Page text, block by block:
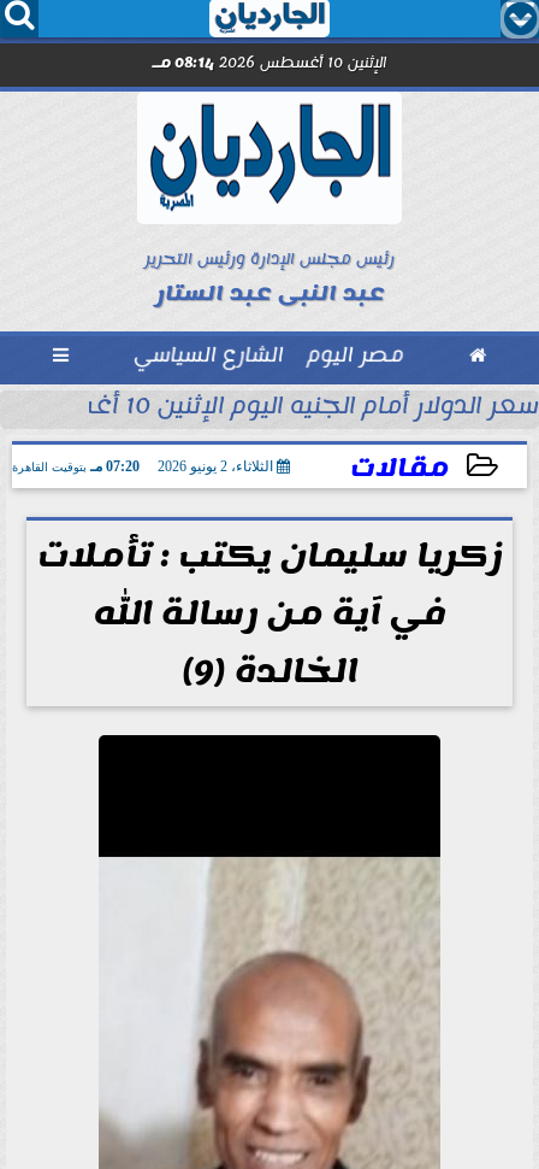
  
الإثنين 10 أغسطس 2026 08:14 مـ
رئيس مجلس الإدارة ورئيس التحرير
عبد النبى عبد الستار
 مصر اليوم الشارع السياسي 
ضد تقلبات أسعار...
سعر الدولار أمام الجنيه اليوم الإثنين 10 أغسطس 2026
مقالات الثلاثاء، 2 يونيو 2026 07:20 مـ بتوقيت القاهرة
2026-06-02 19:20:07
زكريا سليمان يكتب : تأملات
في آية من رسالة الله
الخالدة (9)